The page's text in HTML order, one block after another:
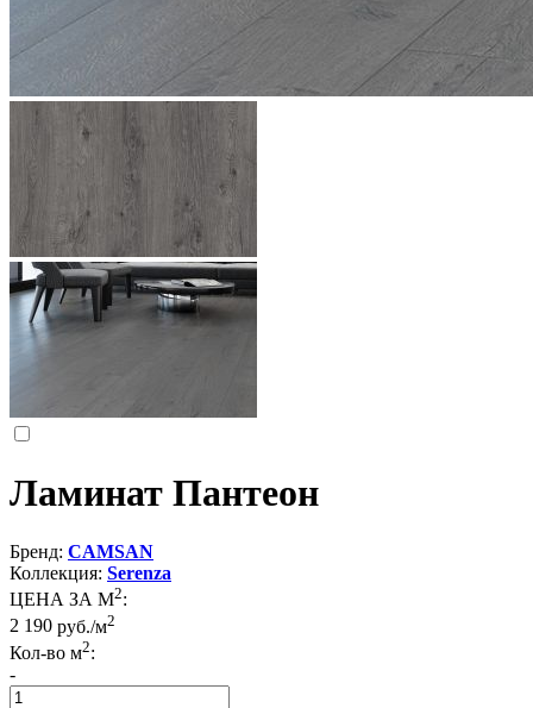
Ламинат Пантеон
Бренд: CAMSAN
Коллекция: Serenza
ЦЕНА ЗА М2:
2 190 руб./м2
Кол-во м2:
-